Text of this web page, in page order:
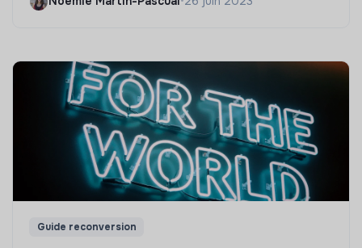
Guide reconversion